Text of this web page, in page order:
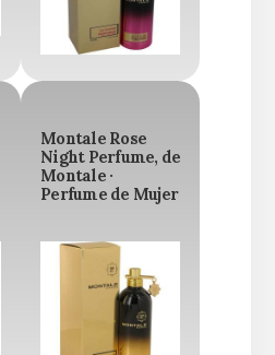
Montale Rose
Night Perfume, de
Montale ·
Perfume de Mujer